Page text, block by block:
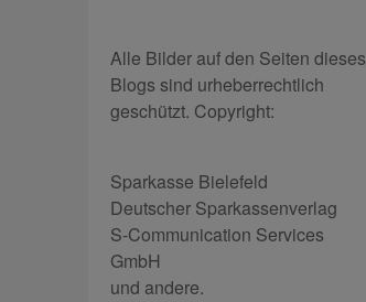
Alle Bilder auf den Seiten dieses
Blogs sind urheberrechtlich
geschützt. Copyright:
Sparkasse Bielefeld
Deutscher Sparkassenverlag
S-Communication Services
GmbH
und andere.